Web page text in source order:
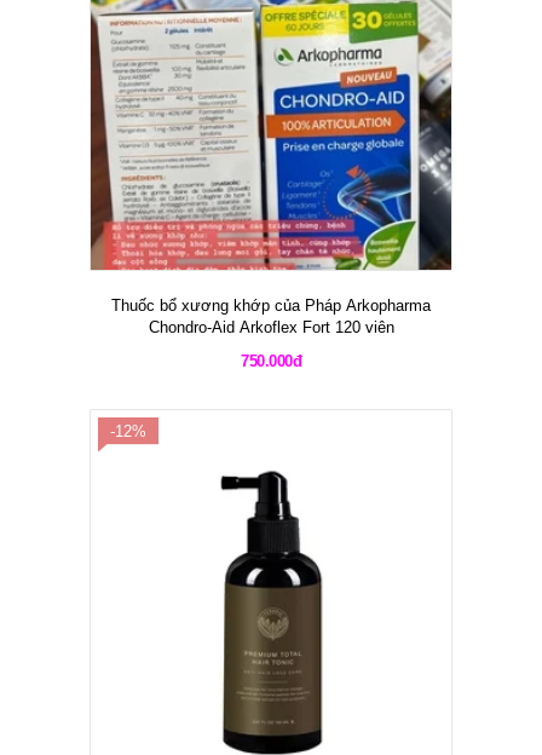
Thuốc bổ xương khớp của Pháp Arkopharma
Chondro-Aid Arkoflex Fort 120 viên
750.000đ
-12%